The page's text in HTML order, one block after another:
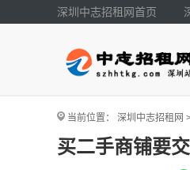
深圳中志招租网首页
当前位置： 深圳中志招租网
买二手商铺要